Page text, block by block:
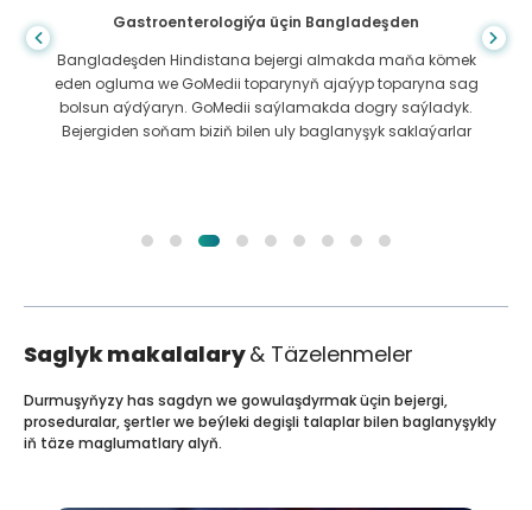
Gastroenterologiýa üçin Bangladeşden
Bangladeşden Hindistana bejergi almakda maňa kömek
eden ogluma we GoMedii toparynyň ajaýyp toparyna sag
bolsun aýdýaryn. GoMedii saýlamakda dogry saýladyk.
Bejergiden soňam biziň bilen uly baglanyşyk saklaýarlar
Saglyk makalalary& Täzelenmeler
Durmuşyňyzy has sagdyn we gowulaşdyrmak üçin bejergi,
proseduralar, şertler we beýleki degişli talaplar bilen baglanyşykly
iň täze maglumatlary alyň.